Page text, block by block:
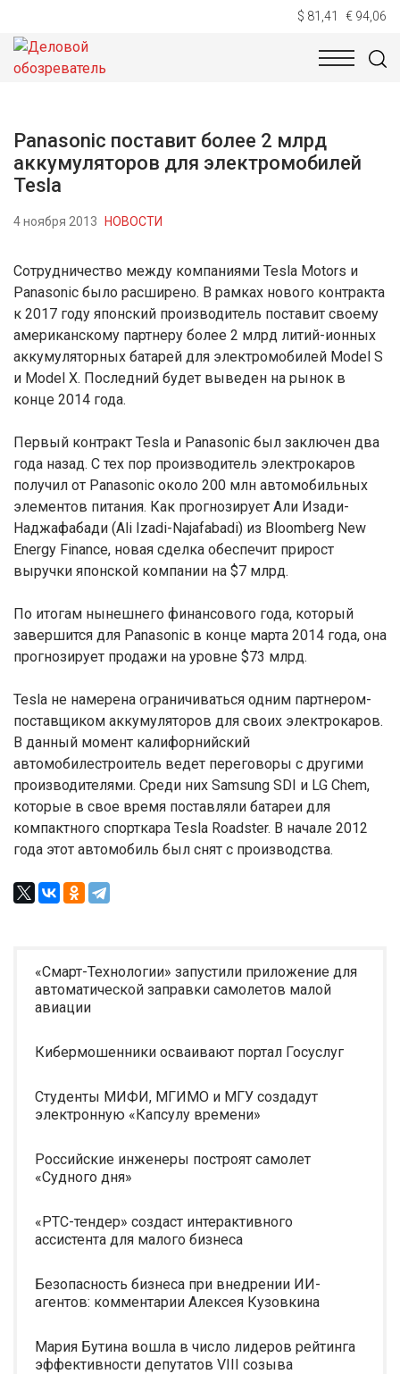
$ 81,41 € 94,06
НОВОСТИ
Panasonic поставит более 2 млрд
аккумуляторов для электромобилей
Tesla
4 ноября 2013 НОВОСТИ
Сотрудничество между компаниями Tesla Motors и
Panasonic было расширено. В рамках нового контракта
к 2017 году японский производитель поставит своему
американскому партнеру более 2 млрд литий-ионных
аккумуляторных батарей для электромобилей Model S
и Model X. Последний будет выведен на рынок в
конце 2014 года.
Первый контракт Tesla и Panasonic был заключен два
года назад. С тех пор производитель электрокаров
получил от Panasonic около 200 млн автомобильных
элементов питания. Как прогнозирует Али Изади-
Наджафабади (Ali Izadi-Najafabadi) из Bloomberg New
Energy Finance, новая сделка обеспечит прирост
выручки японской компании на $7 млрд.
По итогам нынешнего финансового года, который
завершится для Panasonic в конце марта 2014 года, она
прогнозирует продажи на уровне $73 млрд.
Tesla не намерена ограничиваться одним партнером-
поставщиком аккумуляторов для своих электрокаров.
В данный момент калифорнийский
автомобилестроитель ведет переговоры с другими
производителями. Среди них Samsung SDI и LG Chem,
которые в свое время поставляли батареи для
компактного спорткара Tesla Roadster. В начале 2012
года этот автомобиль был снят с производства.
«Смарт-Технологии» запустили приложение для
автоматической заправки самолетов малой
авиации
Кибермошенники осваивают портал Госуслуг
Студенты МИФИ, МГИМО и МГУ создадут
электронную «Капсулу времени»
Российские инженеры построят самолет
«Судного дня»
«РТС-тендер» создаст интерактивного
ассистента для малого бизнеса
Безопасность бизнеса при внедрении ИИ-
агентов: комментарии Алексея Кузовкина
Мария Бутина вошла в число лидеров рейтинга
эффективности депутатов VIII созыва